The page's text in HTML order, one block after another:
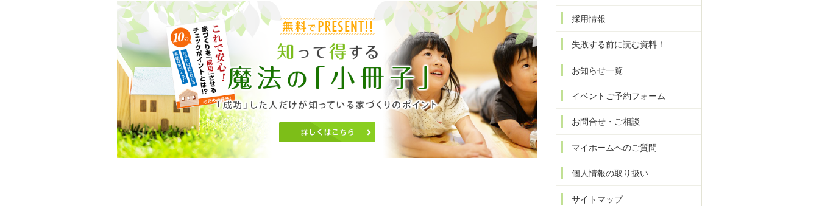
採用情報
失敗する前に読む資料！
お知らせ一覧
イベントご予約フォーム
お問合せ・ご相談
マイホームへのご質問
個人情報の取り扱い
サイトマップ